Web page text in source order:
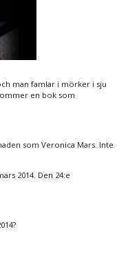
man famlar i mörker i sju
en bok som
som Veronica Mars. Inte
2014. Den 24:e